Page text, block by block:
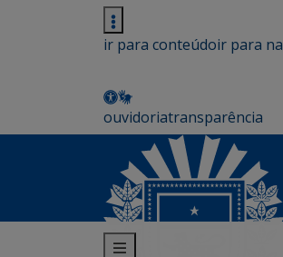
ir para conteúdoir para
ouvidoriatransparência